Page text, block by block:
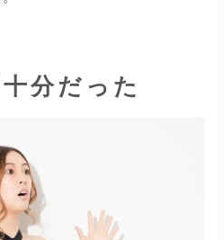
分だった